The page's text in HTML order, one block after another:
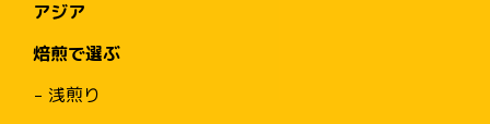
アジア
焙煎で選ぶ
浅煎り